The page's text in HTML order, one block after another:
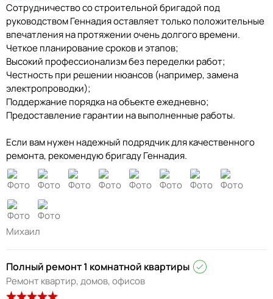
Сотрудничество со строительной бригадой под
руководством Геннадия оставляет только положительные
впечатления на протяжении очень долгого времени.
Четкое планирование сроков и этапов;
Высокий профессионализм без переделки работ;
Честность при решении нюансов (например, замена
электропроводки);
Поддержание порядка на объекте ежедневно;
Предоставление гарантии на выполненные работы.
Если вам нужен надежный подрядчик для качественного
ремонта, рекомендую бригаду Геннадия.
Михаил
Полный ремонт 1 комнатной квартиры
Ремонт квартир, домов, офисов